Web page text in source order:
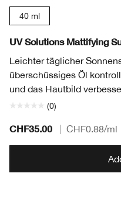
40 ml
UV Solutions Mattifying
Leichter täglicher
überschüssiges Öl
und das Hautbild
(0)
CHF35.00 CHF0.88/ml